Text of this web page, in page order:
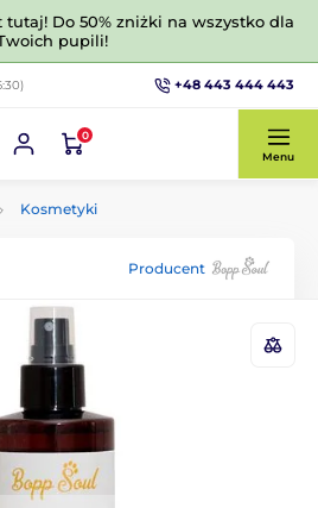
Do 50% zniżki na wszystko dla
pupili!
+48 443 444 443
0
Menu
Kosmetyki
Producent